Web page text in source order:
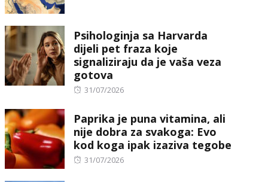
Psihologinja sa Harvarda
dijeli pet fraza koje
signaliziraju da je vaša veza
gotova
Posted
31/07/2026
Paprika je puna vitamina, ali
nije dobra za svakoga: Evo
kod koga ipak izaziva tegobe
Posted
31/07/2026